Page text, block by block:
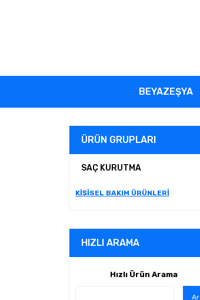
BEYAZEŞYA
ÜRÜN GRUPLARI
SAÇ KURUTMA
KİŞİSEL BAKIM ÜRÜNLERİ
HIZLI ARAMA
Hızlı Ürün Arama